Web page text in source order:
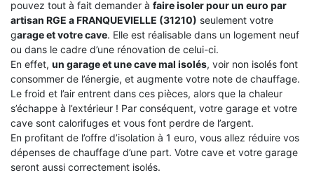
pouvez tout à fait demander à faire isoler pour un euro par
artisan RGE a FRANQUEVIELLE (31210) seulement votre
garage et votre cave. Elle est réalisable dans un logement neuf
ou dans le cadre d’une rénovation de celui-ci.
En effet, un garage et une cave mal isolés, voir non isolés font
consommer de l’énergie, et augmente votre note de chauffage.
Le froid et l’air entrent dans ces pièces, alors que la chaleur
s’échappe à l’extérieur ! Par conséquent, votre garage et votre
cave sont calorifuges et vous font perdre de l’argent.
En profitant de l’offre d’isolation à 1 euro, vous allez réduire vos
dépenses de chauffage d’une part. Votre cave et votre garage
seront aussi correctement isolés.